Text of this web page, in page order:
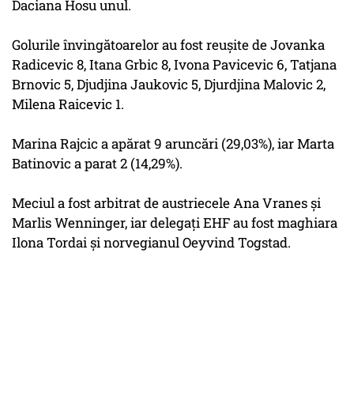
Daciana Hosu unul.
Golurile învingătoarelor au fost reuşite de Jovanka
Radicevic 8, Itana Grbic 8, Ivona Pavicevic 6, Tatjana
Brnovic 5, Djudjina Jaukovic 5, Djurdjina Malovic 2,
Milena Raicevic 1.
Marina Rajcic a apărat 9 aruncări (29,03%), iar Marta
Batinovic a parat 2 (14,29%).
Meciul a fost arbitrat de austriecele Ana Vranes şi
Marlis Wenninger, iar delegaţi EHF au fost maghiara
Ilona Tordai şi norvegianul Oeyvind Togstad.